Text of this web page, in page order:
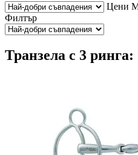
Цени
Филтър
Транзела с 3